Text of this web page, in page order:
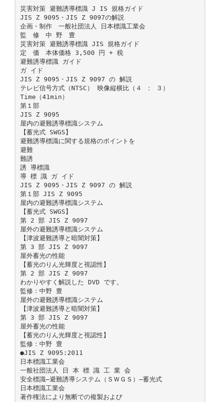
災害対策 避難誘導標識 J IS 規格ガイド
JIS Z 9095・JIS Z 9097の解説
企画・制作 一般社団法人 日本標識工業会
監 修 中 野 豊
災害対策 避難誘導標識 JIS 規格ガイド
定 価 本体価格 3,500 円 + 税
避難誘導標識 ガイド
ガ イド
JIS Z 9095・JIS Z 9097 の 解説
テレビ信号方式（NTSC） 映像縦横比（４ ： ３）
Time（41min）
第１部
JIS Z 9095
屋内の避難誘導標識システム
【蓄光式 SWGS】
避難誘導標識に関する規格のポイントを
避難
難誘
誘 導標識
導 標 識 ガ イド
JIS Z 9095・JIS Z 9097 の 解説
第１部 JIS Z 9095
屋内の避難誘導標識システム
【蓄光式 SWGS】
第 2 部 JIS Z 9097
屋外の避難誘導標識システム
【津波避難誘導と暗闇対策】
第 3 部 JIS Z 9097
屋外蓄光の性能
【蓄光のりん光輝度と視認性】
第 2 部 JIS Z 9097
わかりやすく解説した DVD です。
監修：中野 豊
屋外の避難誘導標識システム
【津波避難誘導と暗闇対策】
第 3 部 JIS Z 9097
屋外蓄光の性能
【蓄光のりん光輝度と視認性】
監修：中野 豊
●JIS Z 9095:2011
日本標識工業会
一般社団法人 日 本 標 識 工 業 会
安全標識―避難誘導システム（ＳＷＧＳ）―蓄光式
日本標識工業会
著作権法により無断での複製および